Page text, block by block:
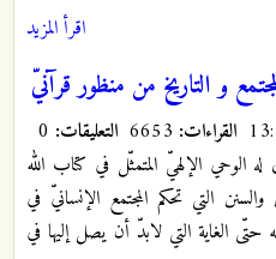
اقرأ المزيد
و التاريخ من منظور قرآنيّ
القراءات: التعليقات:
الإلهيّ المتمثّل في كتاب الله
والسنن التي تحكم المجتمع الإنسانيّ في
حتّى الغاية التي لابدّ أن يصل إليها في